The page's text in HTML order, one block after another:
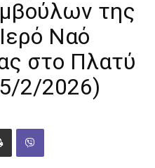
της
Ναό
στο Πλατύ
2/2026)